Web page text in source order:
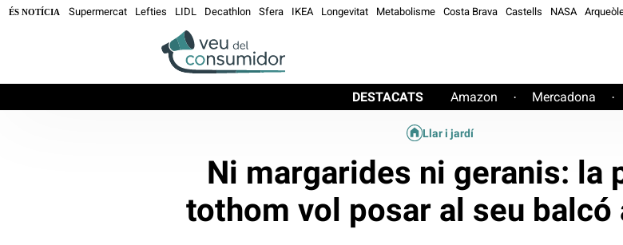
ÉS NOTÍCIA Supermercat Lefties LIDL Decathlon Sfera IKEA Longevitat Metabolisme Costa Brava Castells NASA
DESTACATS Amazon · Mercadona ·
Llar i jardí
Ni margarides ni geranis: la
tothom vol posar al seu balcó